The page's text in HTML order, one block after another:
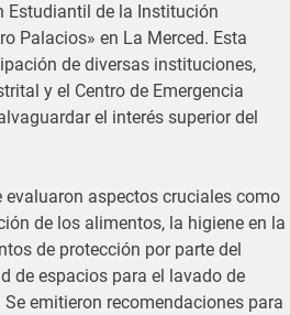
Estudiantil de la Institución
Palacios» en La Merced. Esta
de diversas instituciones,
y el Centro de Emergencia
el interés superior del
evaluaron aspectos cruciales como
de los alimentos, la higiene en la
de protección por parte del
de espacios para el lavado de
emitieron recomendaciones para